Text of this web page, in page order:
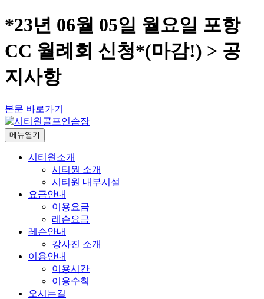
*23년 06월 05일 월요일 포항
CC 월례회 신청*(마감!) > 공
지사항
본문 바로가기
메뉴열기
시티원소개
시티원 소개
시티원 내부시설
요금안내
이용요금
레슨요금
레슨안내
강사진 소개
이용안내
이용시간
이용수칙
오시는길